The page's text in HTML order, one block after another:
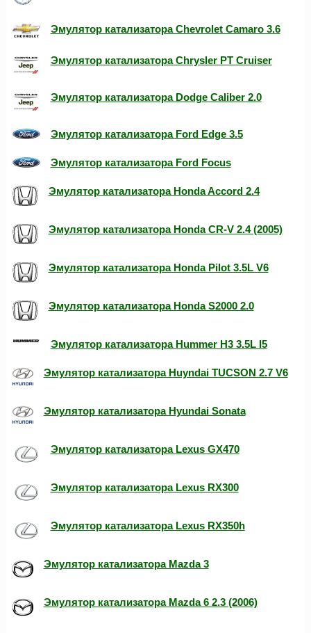
Эмулятор катализатора Chevrolet Camaro 3.6
Эмулятор катализатора Chrysler PT Cruiser
Эмулятор катализатора Dodge Caliber 2.0
Эмулятор катализатора Ford Edge 3.5
Эмулятор катализатора Ford Focus
Эмулятор катализатора Honda Accord 2.4
Эмулятор катализатора Honda CR-V 2.4 (2005)
Эмулятор катализатора Honda Pilot 3.5L V6
Эмулятор катализатора Honda S2000 2.0
Эмулятор катализатора Hummer H3 3.5L I5
Эмулятор катализатора Huyndai TUCSON 2.7 V6
Эмулятор катализатора Hyundai Sonata
Эмулятор катализатора Lexus GX470
Эмулятор катализатора Lexus RX300
Эмулятор катализатора Lexus RX350h
Эмулятор катализатора Mazda 3
Эмулятор катализатора Mazda 6 2.3 (2006)